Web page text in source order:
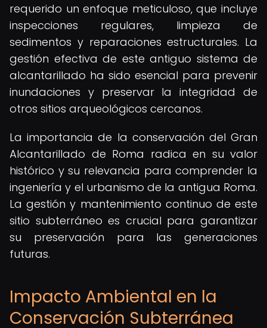
requerido un enfoque meticuloso, que incluye
inspecciones regulares, limpieza de
sedimentos y reparaciones estructurales. La
gestión efectiva de este antiguo sistema de
alcantarillado ha sido esencial para prevenir
inundaciones y preservar la integridad de
otros sitios arqueológicos cercanos.
La importancia de la conservación del Gran
Alcantarillado de Roma radica en su valor
histórico y su relevancia para comprender la
ingeniería y el urbanismo de la antigua Roma.
La gestión y mantenimiento continuo de este
sitio subterráneo es crucial para garantizar
su preservación para las generaciones
futuras.
Impacto Ambiental en la
Conservación Subterránea